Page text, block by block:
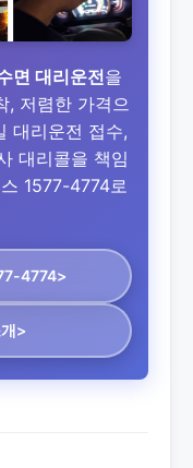
면 대리운전을
, 저렴한 가격으
대리운전 접수,
대리콜을 책임
1577-4774로
4774>
>